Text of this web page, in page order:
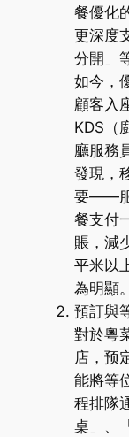
餐優化
更深度
分開」
如今，
顧客入
KDS（
廳服務
發現，
要——服
餐支付
賬，減
平米以
為明顯。
預訂與
對於粵
店，预
能將等
程排隊
桌」、